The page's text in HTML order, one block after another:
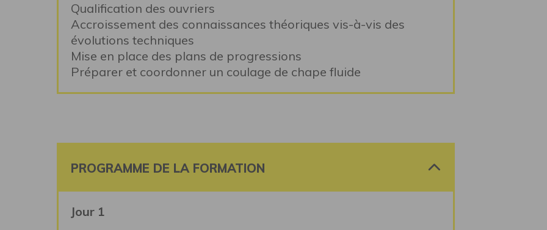
Qualification des ouvriers
Accroissement des connaissances théoriques vis-à-vis des
évolutions techniques
Mise en place des plans de progressions
Préparer et coordonner un coulage de chape fluide
PROGRAMME DE LA FORMATION
Jour 1